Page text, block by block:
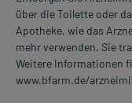
über die Toilette oder
Apotheke, wie das
mehr verwenden. Sie
Weitere Informationen
www.bfarm.de/